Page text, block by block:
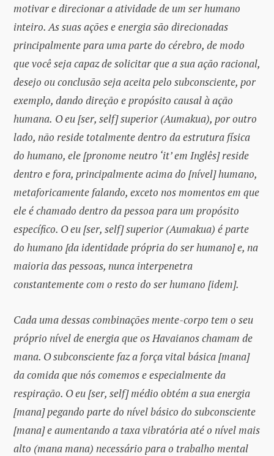
motivar e direcionar a atividade de um ser humano
inteiro. As suas ações e energia são direcionadas
principalmente para uma parte do cérebro, de modo
que você seja capaz de solicitar que a sua ação racional,
desejo ou conclusão seja aceita pelo subconsciente, por
exemplo, dando direção e propósito causal à ação
humana. O eu [ser, self] superior (Aumakua), por outro
lado, não reside totalmente dentro da estrutura física
do humano, ele [pronome neutro ‘it’ em Inglês] reside
dentro e fora, principalmente acima do [nível] humano,
metaforicamente falando, exceto nos momentos em que
ele é chamado dentro da pessoa para um propósito
específico. O eu [ser, self] superior (Aumakua) é parte
do humano [da identidade própria do ser humano] e, na
maioria das pessoas, nunca interpenetra
constantemente com o resto do ser humano [idem].
Cada uma dessas combinações mente-corpo tem o seu
próprio nível de energia que os Havaianos chamam de
mana. O subconsciente faz a força vital básica [mana]
da comida que nós comemos e especialmente da
respiração. O eu [ser, self] médio obtém a sua energia
[mana] pegando parte do nível básico do subconsciente
[mana] e aumentando a taxa vibratória até o nível mais
alto (mana mana) necessário para o trabalho mental